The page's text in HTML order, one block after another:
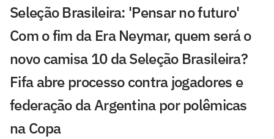
Seleção Brasileira: 'Pensar no futuro'
Com o fim da Era Neymar, quem será o
novo camisa 10 da Seleção Brasileira?
Fifa abre processo contra jogadores e
federação da Argentina por polêmicas
na Copa